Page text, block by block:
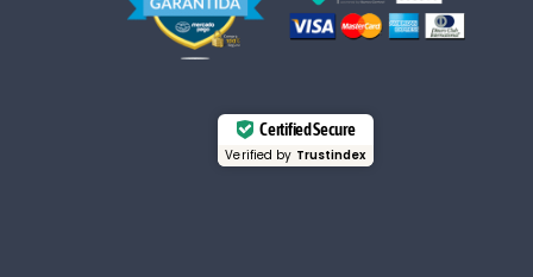
Certified Secure
Verified by Trustindex